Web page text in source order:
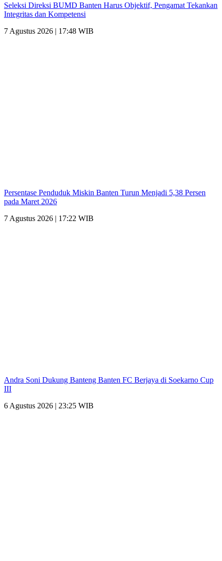
Seleksi Direksi BUMD Banten Harus Objektif, Pengamat Tekankan
Integritas dan Kompetensi
7 Agustus 2026 | 17:48 WIB
Persentase Penduduk Miskin Banten Turun Menjadi 5,38 Persen
pada Maret 2026
7 Agustus 2026 | 17:22 WIB
Andra Soni Dukung Banteng Banten FC Berjaya di Soekarno Cup
III
6 Agustus 2026 | 23:25 WIB